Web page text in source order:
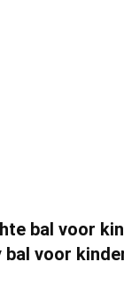
bal voor
voor